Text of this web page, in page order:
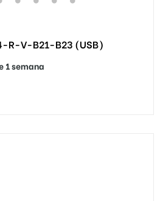
R-V-B21-B23 (USB)
1 semana